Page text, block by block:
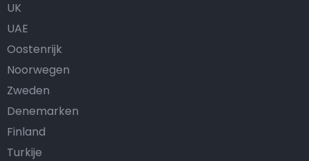
UK
UAE
Oostenrijk
Noorwegen
Zweden
Denemarken
Finland
Turkije